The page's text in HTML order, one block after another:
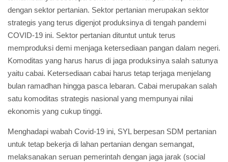
dengan sektor pertanian. Sektor pertanian merupakan sektor
strategis yang terus digenjot produksinya di tengah pandemi
COVID-19 ini. Sektor pertanian dituntut untuk terus
memproduksi demi menjaga ketersediaan pangan dalam negeri.
Komoditas yang harus harus di jaga produksinya salah satunya
yaitu cabai. Ketersediaan cabai harus tetap terjaga menjelang
bulan ramadhan hingga pasca lebaran. Cabai merupakan salah
satu komoditas strategis nasional yang mempunyai nilai
ekonomis yang cukup tinggi.
Menghadapi wabah Covid-19 ini, SYL berpesan SDM pertanian
untuk tetap bekerja di lahan pertanian dengan semangat,
melaksanakan seruan pemerintah dengan jaga jarak (social